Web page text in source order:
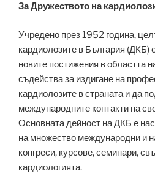
За Дружеството на
Учредено през 1952 година,
кардиолозите в България (ДКБ)
новите постижения в областта
съдейства за издигане на
кардиолозите в страната и да
международните контакти на
Основната дейност на ДКБ е
на множество международни и
конгреси, курсове, семинари,
кардиологията.